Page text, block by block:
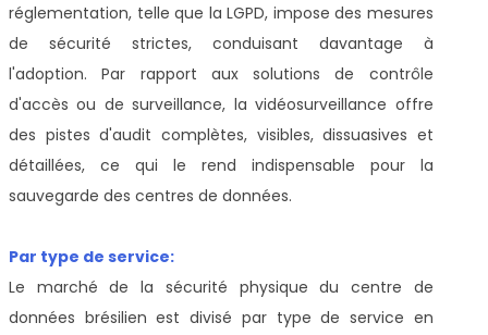
réglementation, telle que la LGPD, impose des mesures
de sécurité strictes, conduisant davantage à
l'adoption. Par rapport aux solutions de contrôle
d'accès ou de surveillance, la vidéosurveillance offre
des pistes d'audit complètes, visibles, dissuasives et
détaillées, ce qui le rend indispensable pour la
sauvegarde des centres de données.
Par type de service:
Le marché de la sécurité physique du centre de
données brésilien est divisé par type de service en